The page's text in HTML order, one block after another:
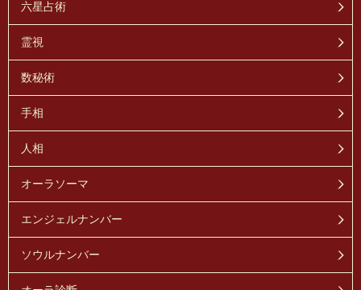
六星占術
霊視
数秘術
手相
人相
オーラソーマ
エンジェルナンバー
ソウルナンバー